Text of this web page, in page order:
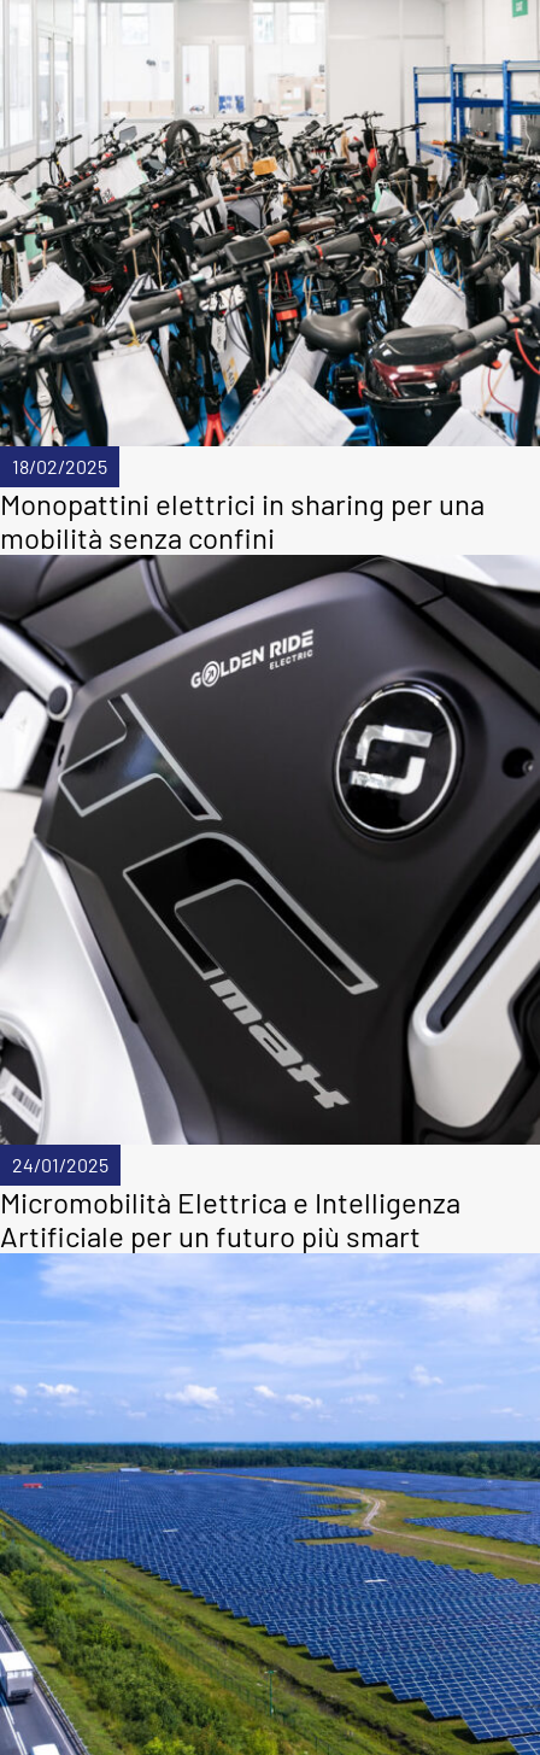
18/02/2025
Monopattini elettrici in sharing per una
mobilità senza confini
24/01/2025
Micromobilità Elettrica e Intelligenza
Artificiale per un futuro più smart